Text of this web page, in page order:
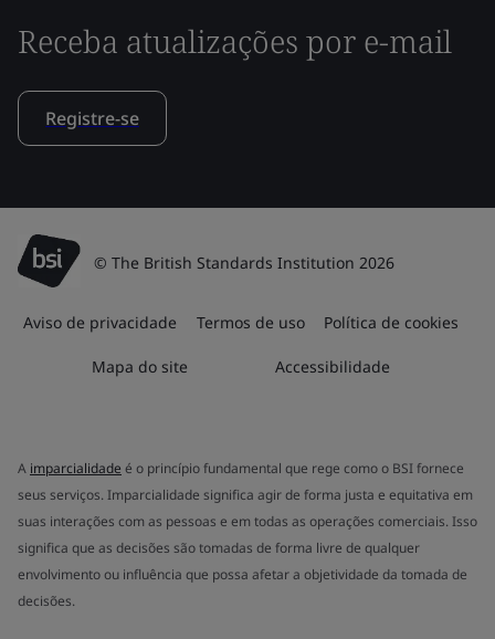
Receba atualizações por e-mail
Registre-se
© The British Standards Institution 2026
Aviso de privacidade Termos de uso Política de cookies
Mapa do site Accessibilidade
A imparcialidade é o princípio fundamental que rege como o BSI fornece
seus serviços. Imparcialidade significa agir de forma justa e equitativa em
suas interações com as pessoas e em todas as operações comerciais. Isso
significa que as decisões são tomadas de forma livre de qualquer
envolvimento ou influência que possa afetar a objetividade da tomada de
decisões.